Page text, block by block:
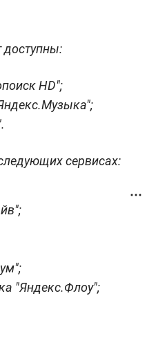
доступны:
HD";
сервисах:
"Яндекс.Флоу";